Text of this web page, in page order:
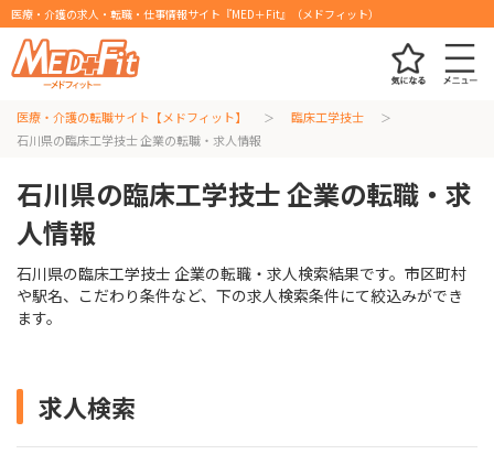
医療・介護の求人・転職・仕事情報サイト『MED＋Fit』（メドフィット）
医療・介護の転職サイト【メドフィット】
臨床工学技士
石川県の臨床工学技士 企業の転職・求人情報
石川県の臨床工学技士 企業の転職・求
人情報
石川県の臨床工学技士 企業の転職・求人検索結果です。市区町村
や駅名、こだわり条件など、下の求人検索条件にて絞込みができ
ます。
求人検索